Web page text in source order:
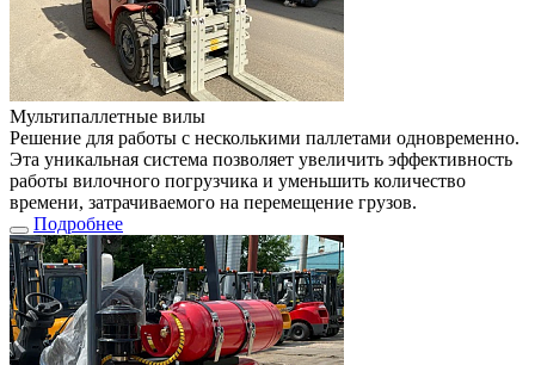
Мультипаллетные вилы
Решение для работы с несколькими паллетами одновременно.
Эта уникальная система позволяет увеличить эффективность
работы вилочного погрузчика и уменьшить количество
времени, затрачиваемого на перемещение грузов.
Подробнее